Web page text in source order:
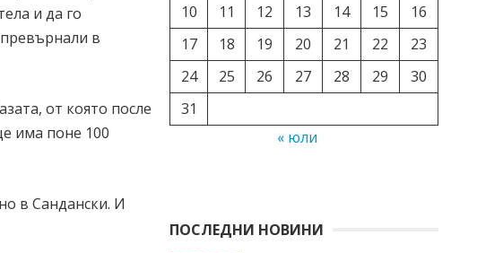
и да го
в
от която после
има поне 100
в Сандански. И
10
11 12 13 14 15
16
17
18 19 20 21 22
23
24
25 26 27 28 29
30
31
« юли
ПОСЛЕДНИ НОВИНИ